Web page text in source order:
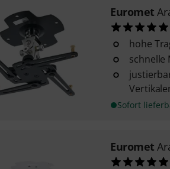
Euromet
hohe
schnelle
Sofort
Euromet